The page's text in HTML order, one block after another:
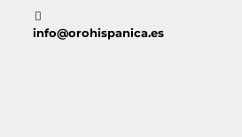
info@orohispanica.es